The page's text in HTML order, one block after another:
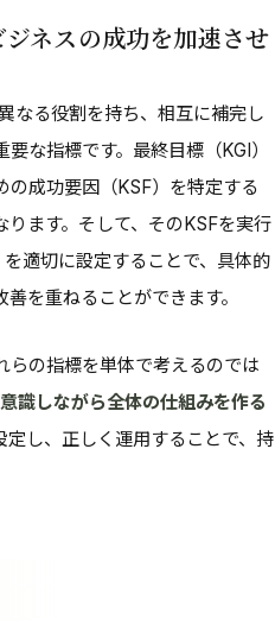
ネスの成功を加速させ
なる役割を持ち、相互に補完し
な指標です。最終目標（KGI）
の成功要因（KSF）を特定する
ます。そして、そのKSFを実行
適切に設定することで、具体的
を重ねることができます。
らの指標を単体で考えるのでは
識しながら全体の仕組みを作る
定し、正しく運用することで、持